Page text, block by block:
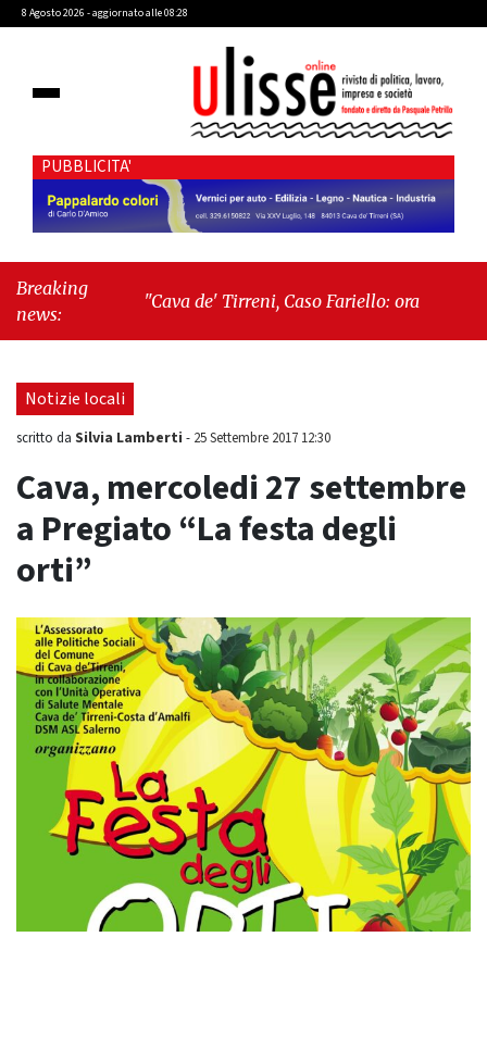
8 Agosto 2026 - aggiornato alle 08:28
PUBBLICITA'
Breaking
news:
"Cava de' Tirreni, Caso Fariello: ora torniamo ai
Notizie locali
scritto da Silvia Lamberti - 25 Settembre 2017 12:30
Cava, mercoledi 27 settembre
a Pregiato “La festa degli
orti”